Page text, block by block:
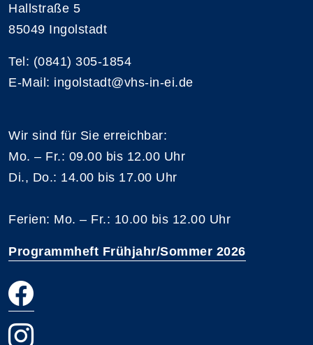
Hallstraße 5
85049 Ingolstadt
Tel: (0841) 305-1854
E-Mail: ingolstadt@vhs-in-ei.de
Wir sind für Sie erreichbar:
Mo. – Fr.: 09.00 bis 12.00 Uhr
Di., Do.: 14.00 bis 17.00 Uhr
Ferien: Mo. – Fr.: 10.00 bis 12.00 Uhr
Programmheft Frühjahr/Sommer 2026